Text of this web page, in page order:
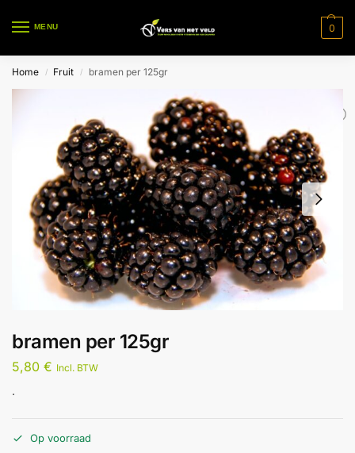
MENU 0
Home / Fruit / bramen per 125gr
bramen per 125gr
5,80 € Incl. BTW
.
Op voorraad